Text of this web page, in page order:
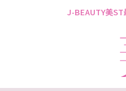
J-BEAUTY美ST